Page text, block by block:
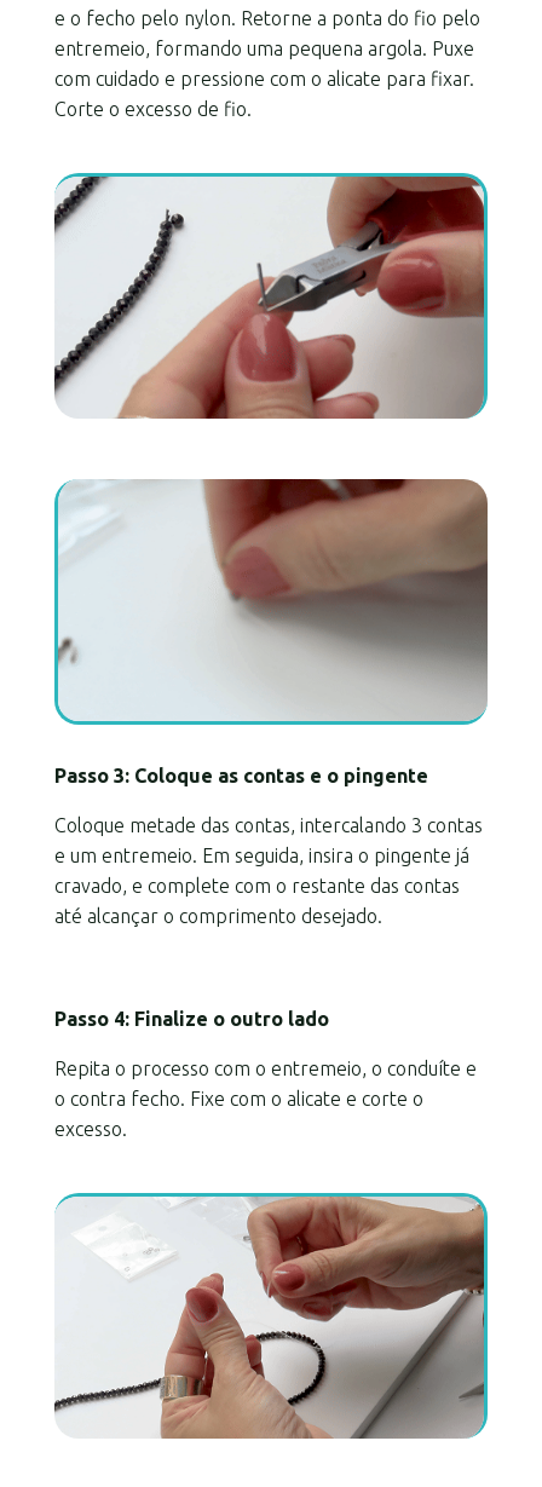
e o fecho pelo nylon. Retorne a ponta do fio pelo
entremeio, formando uma pequena argola. Puxe
com cuidado e pressione com o alicate para fixar.
Corte o excesso de fio.
Passo 3: Coloque as contas e o pingente
Coloque metade das contas, intercalando 3 contas
e um entremeio. Em seguida, insira o pingente já
cravado, e complete com o restante das contas
até alcançar o comprimento desejado.
Passo 4: Finalize o outro lado
Repita o processo com o entremeio, o conduíte e
o contra fecho. Fixe com o alicate e corte o
excesso.